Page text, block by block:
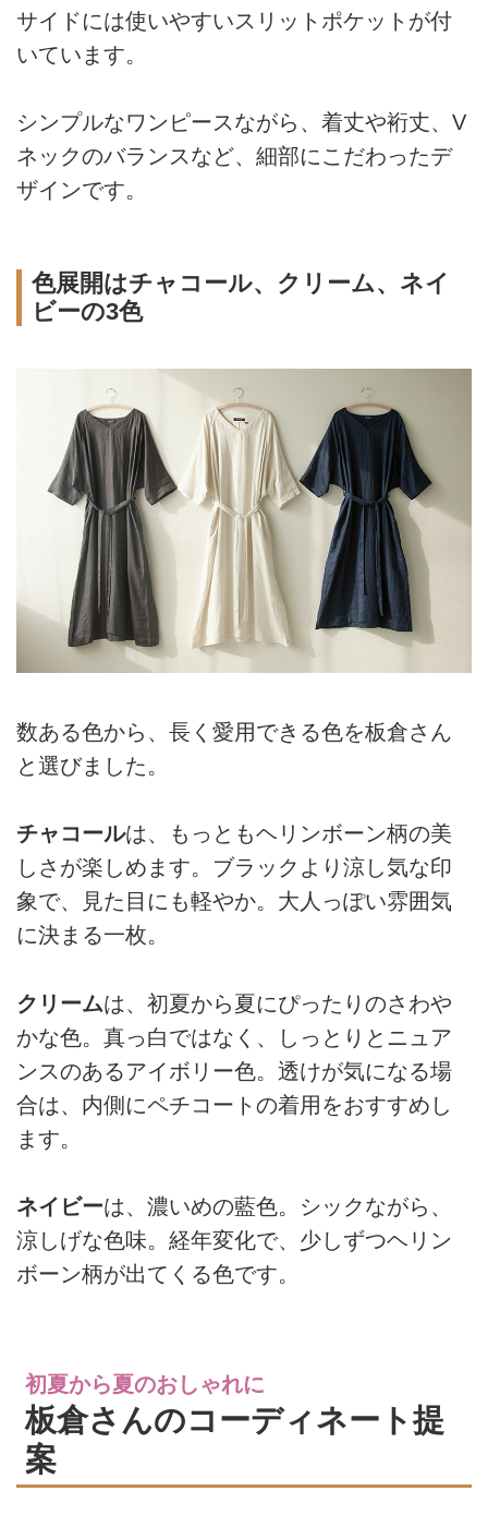
サイドには使いやすいスリットポケットが付
いています。
シンプルなワンピースながら、着丈や裄丈、V
ネックのバランスなど、細部にこだわったデ
ザインです。
色展開はチャコール、クリーム、ネイ
ビーの3色
数ある色から、長く愛用できる色を板倉さん
と選びました。
チャコールは、もっともヘリンボーン柄の美
しさが楽しめます。ブラックより涼し気な印
象で、見た目にも軽やか。大人っぽい雰囲気
に決まる一枚。
クリームは、初夏から夏にぴったりのさわや
かな色。真っ白ではなく、しっとりとニュア
ンスのあるアイボリー色。透けが気になる場
合は、内側にペチコートの着用をおすすめし
ます。
ネイビーは、濃いめの藍色。シックながら、
涼しげな色味。経年変化で、少しずつヘリン
ボーン柄が出てくる色です。
初夏から夏のおしゃれに
板倉さんのコーディネート提
案